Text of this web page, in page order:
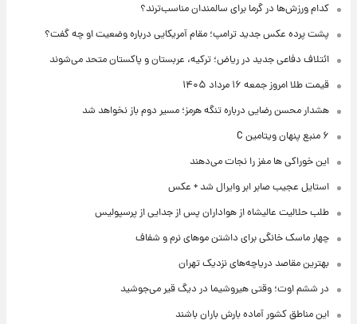
کدام ورزش‌ها در گرما برای سالمندان مناسب‌ترند؟
پشت پرده عکس جدید ترامپ؛ مقام آمریکایی درباره وضعیت او چه گفت؟
ائتلاف دفاعی جدید در ریاض؛ ترکیه، عربستان و پاکستان متحد می‌شوند
قیمت طلا امروز جمعه ۱۶ مرداد ۱۴۰۵
هشدار محسن رضایی درباره تنگه هرمز؛ مسیر دوم باز نخواهد شد
۶ منبع پنهان ویتامین C
این خوراکی ها مغز را نجات می‌دهند
استایل عجیب صابر ابر وایرال شد + عکس
طلب حلالیت عالیشاه از هواداران پس از جدایی از پرسپولیس
چهار ماسک خانگی برای داشتن موهای نرم و شفاف
بهترین مقاصد دریاچه‌های نزدیک تهران
در ششم اوت؛ وقتی هیروشیما در دیگ قیر می‌جوشید
این مناطق کشور آماده بارش باران باشند